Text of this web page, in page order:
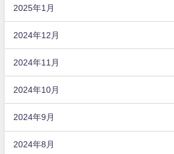
2025年1月
2024年12月
2024年11月
2024年10月
2024年9月
2024年8月